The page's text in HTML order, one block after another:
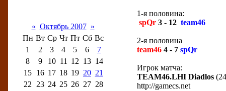
« Октябрь 2007 »
Пн Вт Ср Чт Пт Сб Вс
1
2 3 4 5 6
7
8
9 10 11 12 13 14
15 16 17 18 19 20 21
22
23 24 25 26 27 28
1-я половина:
spQr 3 - 12 team46
2-я половина
team46 4 - 7 spQr
Игрок матча:
TEAM46.LHI Diadlos
http://gamecs.net